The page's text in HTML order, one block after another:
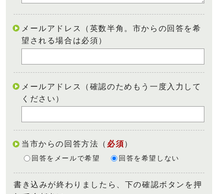
メールアドレス（英数半角。市からの回答を希
望される場合は必須）
メールアドレス（確認のためもう一度入力して
ください）
当市からの回答方法 （ 必須）
回答をメールで希望 回答を希望しない
書き込みが終わりましたら、下の確認ボタンを押